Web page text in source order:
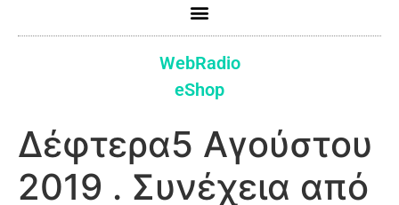
WebRadio
eShop
Δέφτερα5 Αγούστου
2019 . Συνέχεια από